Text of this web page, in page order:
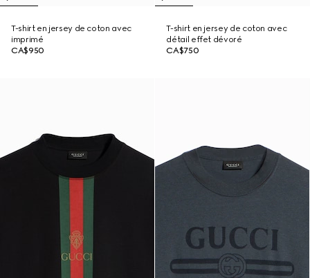
T-shirt en jersey de coton avec
imprimé
CA$950
T-shirt en jersey de coton avec
détail effet dévoré
CA$750